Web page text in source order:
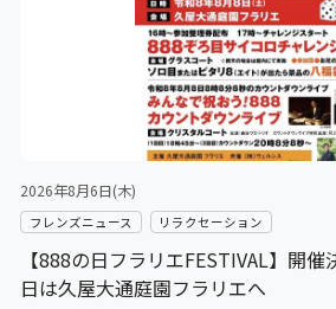
2026年8月6日(木)
フレンズニュース リラクセーション
【888の日フラリエFESTIVAL】開
日は久屋大通庭園フラリエへ